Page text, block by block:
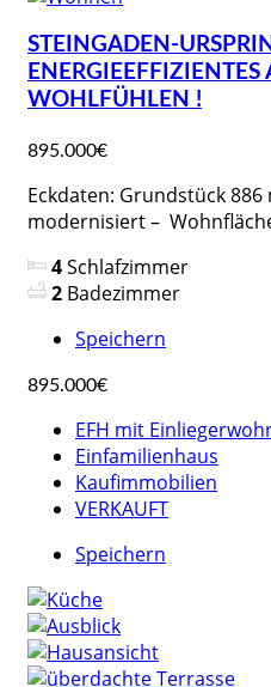
STEINGADEN-
WOHLFÜHLEN !
895.000€
Eckdaten: Grundstück
modernisiert –
4Schlafzimmer
2 Badezimmer
Speichern
895.000€
EFH mit
Einfamilienhaus
Kaufimmobilien
VERKAUFT
Speichern